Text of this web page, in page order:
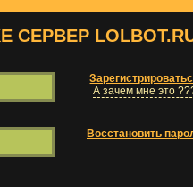
СЕРВЕР
А зачем мне это
Восстановить